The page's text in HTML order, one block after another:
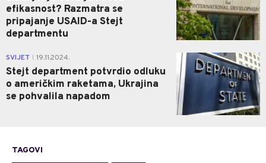
efikasnost? Razmatra se
pripajanje USAID-a Stejt
departmentu
SVIJET 19.11.2024.
Stejt department potvrdio odluku
o američkim raketama, Ukrajina
se pohvalila napadom
0
TAGOVI